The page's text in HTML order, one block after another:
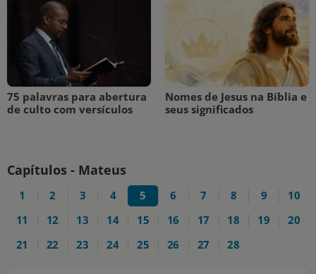
75 palavras para abertura
de culto com versículos
Nomes de Jesus na Bíblia e
seus significados
Capítulos - Mateus
1 2 3 4 5 6 7 8 9
10
11
12 13 14 15 16 17 18 19
20
21
22 23 24 25 26 27 28